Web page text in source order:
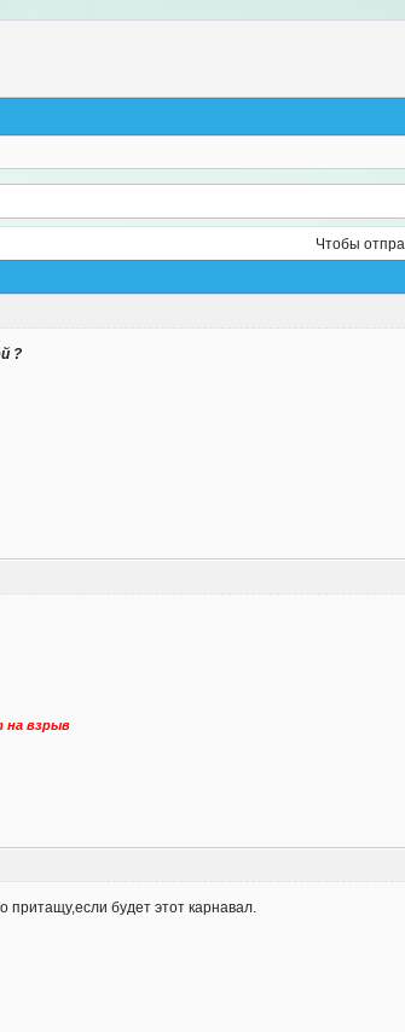
Чтобы
?
на взрыв
притащу,если будет этот карнавал.